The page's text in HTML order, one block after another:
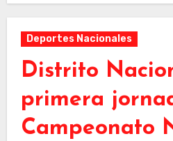
Deportes Nacionales
Distrito
primera
Campeonato